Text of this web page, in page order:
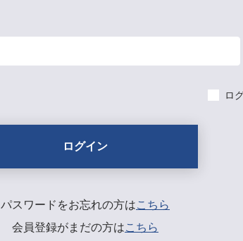
ロ
パスワードをお忘れの方はこちら
会員登録がまだの方はこちら